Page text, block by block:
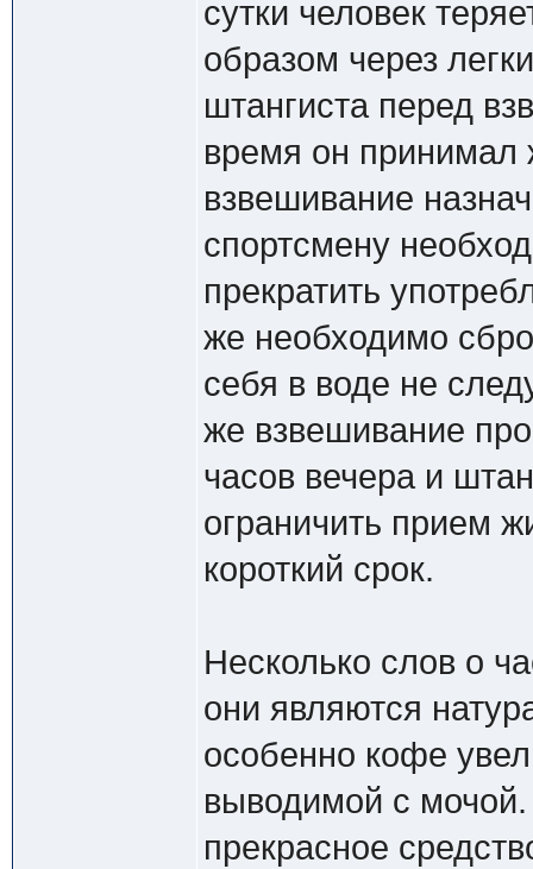
сутки человек
образом через
штангиста перед
время он принимал
взвешивание
спортсмену
прекратить
же необходимо
себя в воде не
же взвешивание
часов вечера и
ограничить прием
короткий срок.
Несколько слов о
они являются
особенно кофе
выводимой с
прекрасное